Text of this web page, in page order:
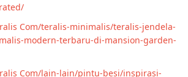
Com/teralis-minimalis/teralis-jendela-
modern-terbaru-di-mansion-garden-
Com/lain-lain/pintu-besi/inspirasi-